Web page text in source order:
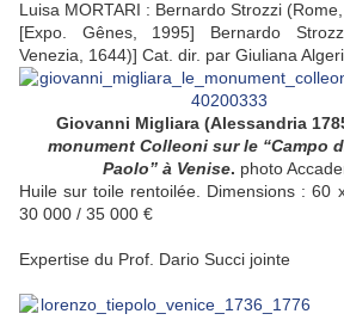
Luisa MORTARI : Bernardo Strozzi
[Expo. Gênes, 1995] Bernardo
Venezia, 1644)] Cat. dir. par Giuliana Algeri
Giovanni Migliara (Alessandria
monument Colleoni sur le “Campo
Paolo” à Venise. photo
Huile sur toile rentoilée. Dimensions : 60
30 000 / 35 000 €
Expertise du Prof. Dario Succi jointe